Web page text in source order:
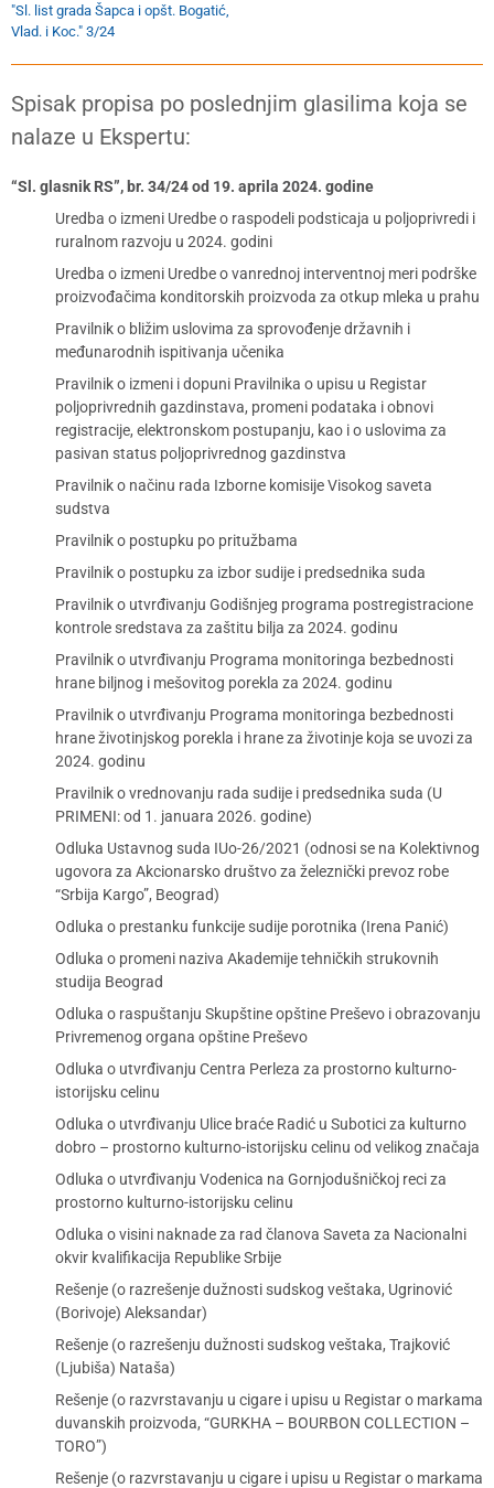
"Sl. list grada Šapca i opšt. Bogatić,
Vlad. i Koc." 3/24
Spisak propisa po poslednjim glasilima koja se
nalaze u Ekspertu:
“Sl. glasnik RS”, br. 34/24 od 19. aprila 2024. godine
Uredba o izmeni Uredbe o raspodeli podsticaja u poljoprivredi i
ruralnom razvoju u 2024. godini
Uredba o izmeni Uredbe o vanrednoj interventnoj meri podrške
proizvođačima konditorskih proizvoda za otkup mleka u prahu
Pravilnik o bližim uslovima za sprovođenje državnih i
međunarodnih ispitivanja učenika
Pravilnik o izmeni i dopuni Pravilnika o upisu u Registar
poljoprivrednih gazdinstava, promeni podataka i obnovi
registracije, elektronskom postupanju, kao i o uslovima za
pasivan status poljoprivrednog gazdinstva
Pravilnik o načinu rada Izborne komisije Visokog saveta
sudstva
Pravilnik o postupku po pritužbama
Pravilnik o postupku za izbor sudije i predsednika suda
Pravilnik o utvrđivanju Godišnjeg programa postregistracione
kontrole sredstava za zaštitu bilja za 2024. godinu
Pravilnik o utvrđivanju Programa monitoringa bezbednosti
hrane biljnog i mešovitog porekla za 2024. godinu
Pravilnik o utvrđivanju Programa monitoringa bezbednosti
hrane životinjskog porekla i hrane za životinje koja se uvozi za
2024. godinu
Pravilnik o vrednovanju rada sudije i predsednika suda (U
PRIMENI: od 1. januara 2026. godine)
Odluka Ustavnog suda IUo-26/2021 (odnosi se na Kolektivnog
ugovora za Akcionarsko društvo za železnički prevoz robe
“Srbija Kargo”, Beograd)
Odluka o prestanku funkcije sudije porotnika (Irena Panić)
Odluka o promeni naziva Akademije tehničkih strukovnih
studija Beograd
Odluka o raspuštanju Skupštine opštine Preševo i obrazovanju
Privremenog organa opštine Preševo
Odluka o utvrđivanju Centra Perleza za prostorno kulturno-
istorijsku celinu
Odluka o utvrđivanju Ulice braće Radić u Subotici za kulturno
dobro – prostorno kulturno-istorijsku celinu od velikog značaja
Odluka o utvrđivanju Vodenica na Gornjodušničkoj reci za
prostorno kulturno-istorijsku celinu
Odluka o visini naknade za rad članova Saveta za Nacionalni
okvir kvalifikacija Republike Srbije
Rešenje (o razrešenje dužnosti sudskog veštaka, Ugrinović
(Borivoje) Aleksandar)
Rešenje (o razrešenju dužnosti sudskog veštaka, Trajković
(Ljubiša) Nataša)
Rešenje (o razvrstavanju u cigare i upisu u Registar o markama
duvanskih proizvoda, “GURKHA – BOURBON COLLECTION –
TORO”)
Rešenje (o razvrstavanju u cigare i upisu u Registar o markama